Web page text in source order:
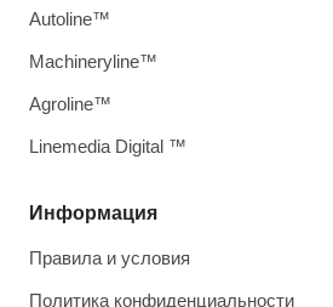
Информация
Правила и условия
Политика конфиденциальности
Autoline™
Machineryline™
Agroline™
Linemedia Digital ™